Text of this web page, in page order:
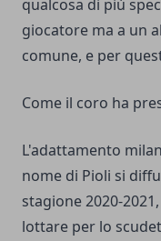
qualcosa di più
giocatore ma a un
comune, e per
Come il coro ha
L'adattamento
nome di Pioli si
stagione 2020-
lottare per lo